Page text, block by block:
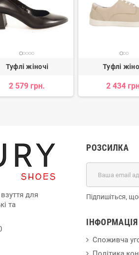
Туфлі жіночі
2 579 грн.
Туфлі
2 434
для
та
РОЗСИЛКА
Підпишіться,
ІНФОРМАЦІЯ
Споживча